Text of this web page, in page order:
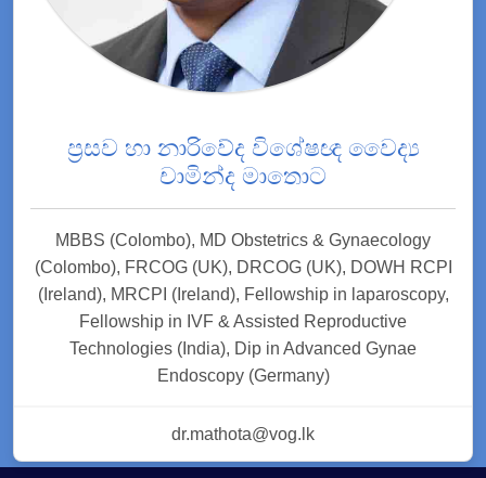
ප්‍රසව හා නාරිවේද විශේෂඥ වෛද්‍ය
චාමින්ද මාතොට
MBBS (Colombo), MD Obstetrics & Gynaecology
(Colombo), FRCOG (UK), DRCOG (UK), DOWH RCPI
(Ireland), MRCPI (Ireland), Fellowship in laparoscopy,
Fellowship in IVF & Assisted Reproductive
Technologies (India), Dip in Advanced Gynae
Endoscopy (Germany)
dr.mathota@vog.lk